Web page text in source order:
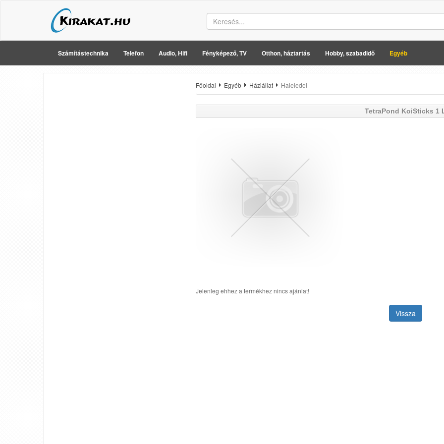
Számítástechnika Telefon Audio, Hifi Fényképező, TV Otthon, háztartás Hobby, szabadidő Egyéb
Főoldal Egyéb Háziállat Haleledel
TetraPond KoiSticks 1
Jelenleg ehhez a termékhez nincs ajánlat!
Vissza